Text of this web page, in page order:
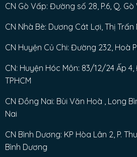
CN Gò Vấp: Đường số 28, P.6, Q. Gò
CN Nhà Bè: Dương Cát Lợi, Thị Trấn
CN Huyện Củ Chi: Đường 232, Hoà
CN: Huyện Hóc Môn: 83/12/24 Ấp
TPHCM
CN Đồng Nai: Bùi Văn Hoà , Long
Nai
CN Bình Dương: KP Hòa Lân 2, P.
Bình Dương